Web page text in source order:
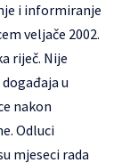
i informiranje
veljače 2002.
riječ. Nije
u
nakon
Odluci
mjeseci rada